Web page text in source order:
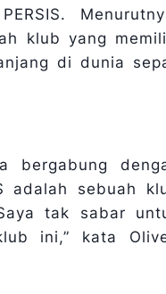
klub yang
di dunia
bergabung
adalah sebuah
tak sabar
ini,” kata